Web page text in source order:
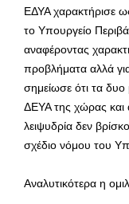
ΕΔΥΑ χαρακτήρισε
το Υπουργείο
αναφέροντας
προβλήματα αλλά
σημείωσε ότι τα
ΔΕΥΑ της χώρας και
λειψυδρία δεν
σχέδιο νόμου του
Αναλυτικότερα η